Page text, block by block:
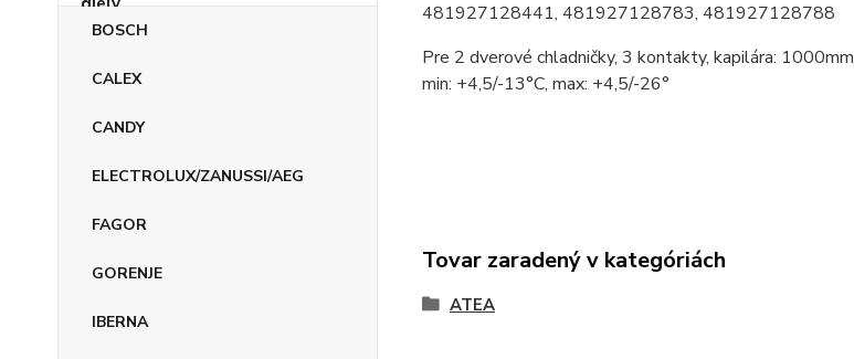
BOSCH
CALEX
CANDY
ELECTROLUX/ZANUSSI/AEG
FAGOR
GORENJE
IBERNA
481927128441, 481927128783, 481927128788
Pre 2 dverové chladničky, 3 kontakty, kapilára: 1000mm
min: +4,5/-13°C, max: +4,5/-26°
Tovar zaradený v kategóriách
ATEA